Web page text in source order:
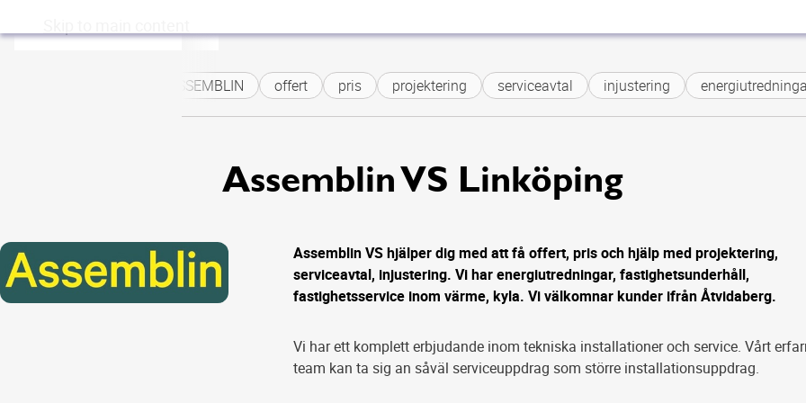
ASSEMBLIN offert pris projektering serviceavtal injustering energiutredningar
Assemblin VS Linköping
Assemblin VS hjälper dig med att få offert, pris och hjälp med projektering,
serviceavtal, injustering. Vi har energiutredningar, fastighetsunderhåll,
fastighetsservice inom värme, kyla. Vi välkomnar kunder ifrån Åtvidaberg.
Vi har ett komplett erbjudande inom tekniska installationer och service. Vårt
team kan ta sig an såväl serviceuppdrag som större installationsuppdrag.